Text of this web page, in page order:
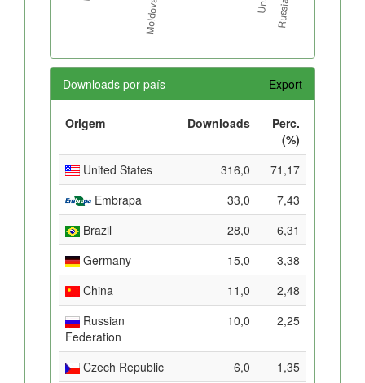
Downloads por país Export
Origem Downloads
Perc.
(%)
United States
316,0
71,17
Embrapa
33,0
7,43
Brazil
28,0
6,31
Germany
15,0
3,38
China
11,0
2,48
Russian
Federation
10,0 2,25
Czech Republic 6,0
1,35